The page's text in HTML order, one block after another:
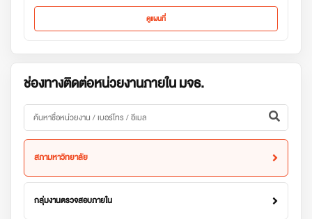
ดูแผนที่
ช่องทางติดต่อหน่วยงานภายใน มจธ.
สภามหาวิทยาลัย
กลุ่มงานตรวจสอบภายใน